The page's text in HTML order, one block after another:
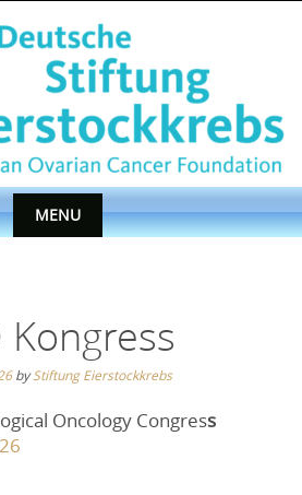
MENU
Kongress
byStiftung Eierstockkrebs
Oncology Congress